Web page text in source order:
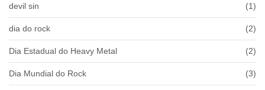
devil sin (1)
dia do rock (2)
Dia Estadual do Heavy Metal (2)
Dia Mundial do Rock (3)